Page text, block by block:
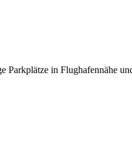
in Flughafennähe